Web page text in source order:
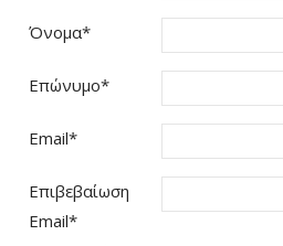
Όνομα*
Επώνυμο*
Email*
Επιβεβαίωση
Email*